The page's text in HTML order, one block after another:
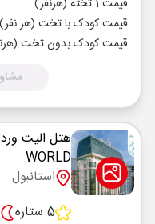
قیمت 1 تخته (هرنفر)
قیمت کودک با تخت (هر نفر)
قیمت کودک بدون تخت
هتل الیت
WORLD
استانبول
5 ستاره